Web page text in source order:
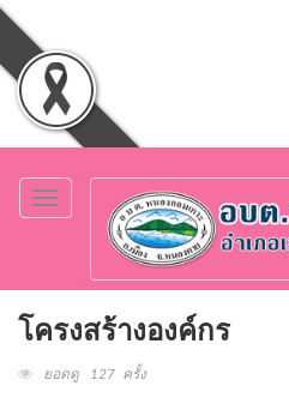
Toggle
navigation
โครงสร้างองค์กร
ยอดดู 127 ครั้ง